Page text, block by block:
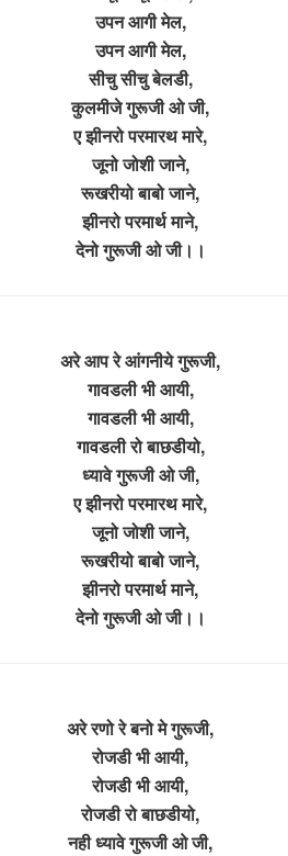
उपन आगी मेल,
उपन आगी मेल,
सीचु सीचु बेलडी,
कुलमीजे गुरूजी ओ जी,
ए झीनरो परमारथ मारे,
जूनो जोशी जाने,
रूखरीयो बाबो जाने,
झीनरो परमार्थ माने,
देनो गुरूजी ओ जी।।
अरे आप रे आंगनीये गुरूजी,
गावडली भी आयी,
गावडली भी आयी,
गावडली रो बाछडीयो,
ध्यावे गुरूजी ओ जी,
ए झीनरो परमारथ मारे,
जूनो जोशी जाने,
रूखरीयो बाबो जाने,
झीनरो परमार्थ माने,
देनो गुरूजी ओ जी।।
अरे रणो रे बनो मे गुरूजी,
रोजडी भी आयी,
रोजडी भी आयी,
रोजडी रो बाछडीयो,
नही ध्यावे गुरूजी ओ जी,